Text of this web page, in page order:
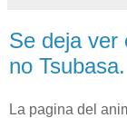
Se deja ver
no Tsubasa.
La pagina del